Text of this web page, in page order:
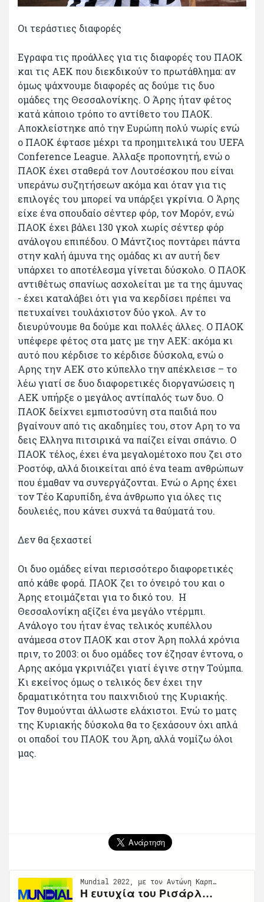
Οι τεράστιες διαφορές
Εγραφα τις προάλλες για τις διαφορές του ΠΑΟΚ
και τις ΑΕΚ που διεκδικούν το πρωτάθλημα: αν
όμως ψάχνουμε διαφορές ας δούμε τις δυο
ομάδες της Θεσσαλονίκης. Ο Άρης ήταν φέτος
κατά κάποιο τρόπο το αντίθετο του ΠΑΟΚ.
Αποκλείστηκε από την Ευρώπη πολύ νωρίς ενώ
ο ΠΑΟΚ έφτασε μέχρι τα προημιτελικά του UEFA
Conference League. Άλλαξε προπονητή, ενώ ο
ΠΑΟΚ έχει σταθερά τον Λουτσέσκου που είναι
υπεράνω συζητήσεων ακόμα και όταν για τις
επιλογές του μπορεί να υπάρξει γκρίνια. Ο Άρης
είχε ένα σπουδαίο σέντερ φόρ, τoν Moρόν, ενώ
ΠΑΟΚ έχει βάλει 130 γκολ χωρίς σέντερ φόρ
ανάλογου επιπέδου. Ο Μάντζιος ποντάρει πάντα
στην καλή άμυνα της ομάδας κι αν αυτή δεν
υπάρχει το αποτέλεσμα γίνεται δύσκολο. Ο ΠΑΟΚ
αντιθέτως σπανίως ασχολείται με τα της άμυνας
- έχει καταλάβει ότι για να κερδίσει πρέπει να
πετυχαίνει τουλάχιστον δύο γκολ. Αν το
διευρύνουμε θα δούμε και πολλές άλλες. Ο ΠΑΟΚ
υπέφερε φέτος στα ματς με την ΑΕΚ: ακόμα κι
αυτό που κέρδισε το κέρδισε δύσκολα, ενώ ο
Αρης την ΑΕΚ στο κύπελλο την απέκλεισε – το
λέω γιατί σε δυο διαφορετικές διοργανώσεις η
ΑΕΚ υπήρξε ο μεγάλος αντίπαλός των δυο. Ο
ΠΑΟΚ δείχνει εμπιστοσύνη στα παιδιά που
βγαίνουν από τις ακαδημίες του, στον Αρη το να
δεις Ελληνα πιτσιρικά να παίζει είναι σπάνιο. Ο
ΠΑΟΚ τέλος, έχει ένα μεγαλομέτοχο που ζει στο
Ροστόφ, αλλά διοικείται από ένα team ανθρώπων
που έμαθαν να συνεργάζονται. Ενώ ο Αρης έχει
τον Τέο Καρυπίδη, ένα άνθρωπο για όλες τις
δουλειές, που κάνει συχνά τα θαύματά του.
Δεν θα ξεχαστεί
Οι δυο ομάδες είναι περισσότερο διαφορετικές
από κάθε φορά. ΠΑΟΚ ζει το όνειρό του και ο
Άρης ετοιμάζεται για το δικό του. Η
Θεσσαλονίκη αξίζει ένα μεγάλο ντέρμπι.
Ανάλογο του ήταν ένας τελικός κυπέλλου
ανάμεσα στον ΠΑΟΚ και στον Άρη πολλά χρόνια
πριν, το 2003: οι δυο ομάδες τον έζησαν έντονα, ο
Αρης ακόμα γκρινιάζει γιατί έγινε στην Τούμπα.
Κι εκείνος όμως ο τελικός δεν έχει την
δραματικότητα του παιχνιδιού της Κυριακής.
Τον θυμούνται άλλωστε ελάχιστοι. Ενώ το ματς
της Κυριακής δύσκολα θα το ξεχάσουν όχι απλά
οι οπαδοί του ΠΑΟΚ του Άρη, αλλά νομίζω όλοι
μας.